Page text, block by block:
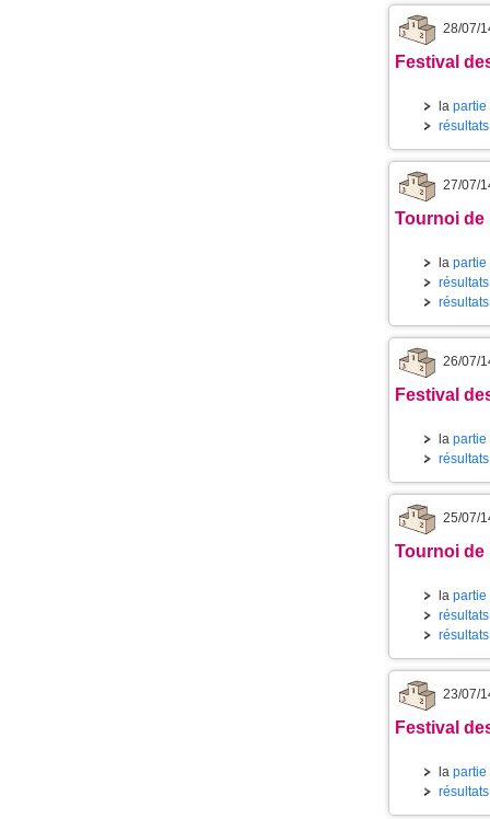
28/07/
Festival
la partie
27/07/
Tournoi de
la partie
26/07/
Festival
la partie
25/07/
Tournoi de
la partie
23/07/
Festival
la partie